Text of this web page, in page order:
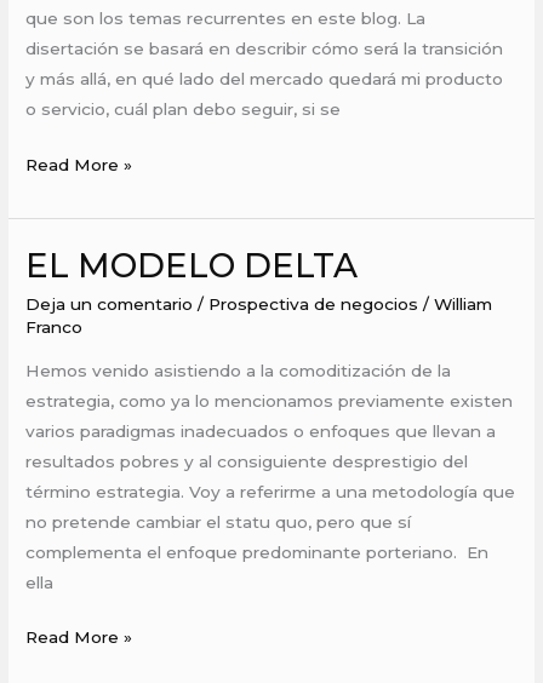
que son los temas recurrentes en este blog. La
disertación se basará en describir cómo será la transición
y más allá, en qué lado del mercado quedará mi producto
o servicio, cuál plan debo seguir, si se
Read More »
EL MODELO DELTA
Deja un comentario / Prospectiva de negocios /William
Franco
Hemos venido asistiendo a la comoditización de la
estrategia, como ya lo mencionamos previamente existen
varios paradigmas inadecuados o enfoques que llevan a
resultados pobres y al consiguiente desprestigio del
término estrategia. Voy a referirme a una metodología que
no pretende cambiar el statu quo, pero que sí
complementa el enfoque predominante porteriano. En
ella
EL
DELTA
Read More »